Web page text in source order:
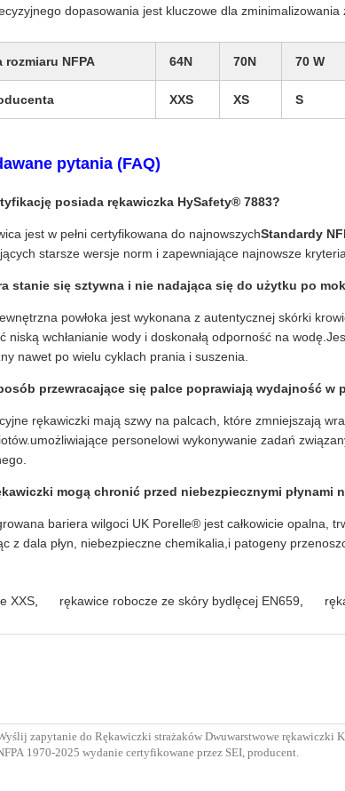
dopasowania jest kluczowe dla
rozmiaru NFPA 64N 70N 70 W
XXS XS S
pytania (FAQ)
posiada rękawiczka HySafety® 7883?
jest w pełni certyfikowana do najnowszychStandardy
starsze wersje norm i zapewniające najnowsze
stanie się sztywna i nie nadająca się do użytku po
powłoka jest wykonana z autentycznej skórki
niską wchłanianie wody i doskonałą odporność na
nawet po wielu cyklach prania i suszenia.
przewracające się palce poprawiają wydajność w
rękawiczki mają szwy na palcach, które zmniejszają
personelowi wykonywanie zadań
mogą chronić przed niebezpiecznymi płynami
bariera wilgoci UK Porelle® jest całkowicie opalna,
z dala płyn, niebezpieczne chemikalia,i patogeny
XXS rękawice robocze ze skóry bydlęcej EN659